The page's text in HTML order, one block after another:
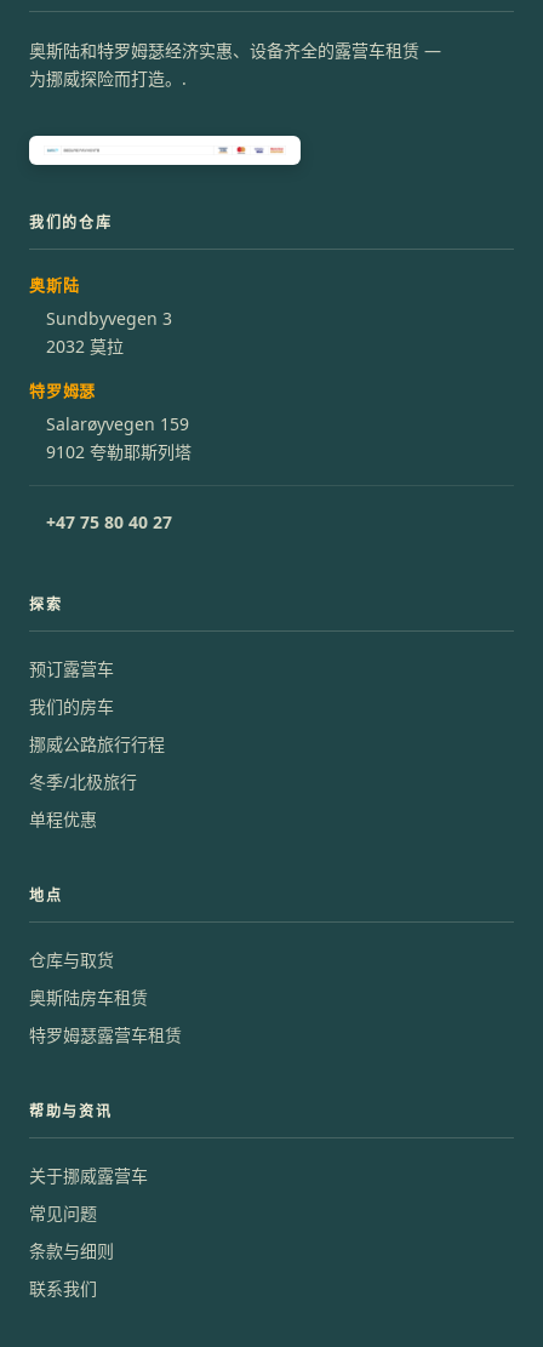
奥斯陆和特罗姆瑟经济实惠、设备齐全的露营车租赁 —
为挪威探险而打造。.
我们的仓库
奥斯陆
Sundbyvegen 3
2032 莫拉
特罗姆瑟
Salarøyvegen 159
9102 夸勒耶斯列塔
+47 75 80 40 27
探索
预订露营车
我们的房车
挪威公路旅行行程
冬季/北极旅行
单程优惠
地点
仓库与取货
奥斯陆房车租赁
特罗姆瑟露营车租赁
帮助与资讯
关于挪威露营车
常见问题
条款与细则
联系我们